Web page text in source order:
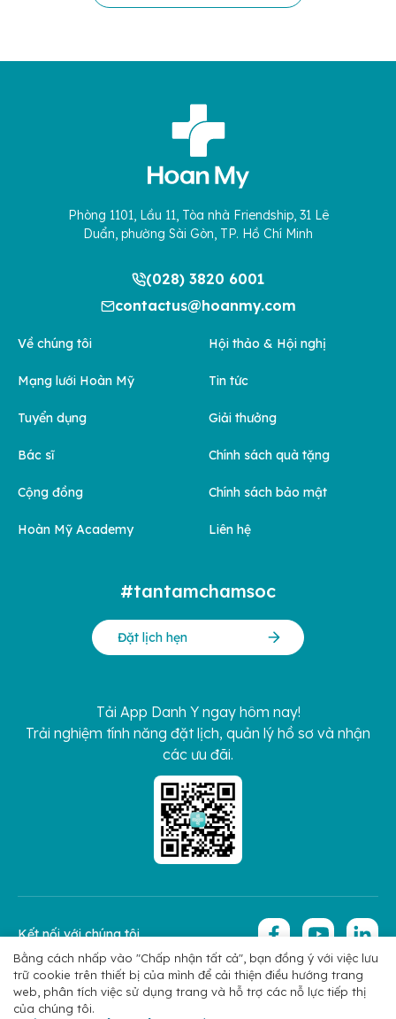
Phòng 1101, Lầu 11, Tòa nhà Friendship, 31 Lê
Duẩn, phường Sài Gòn, TP. Hồ Chí Minh
(028) 3820 6001
contactus@hoanmy.com
Về chúng tôi
Mạng lưới Hoàn Mỹ
Tuyển dụng
Bác sĩ
Cộng đồng
Hoàn Mỹ Academy
Hội thảo & Hội nghị
Tin tức
Giải thưởng
Chính sách quà tặng
Chính sách bảo mật
Liên hệ
#tantamchamsoc
Đặt lịch hẹn
Tải App Danh Y ngay hôm nay!
Trải nghiệm tính năng đặt lịch, quản lý hồ sơ và nhận
các ưu đãi.
Chính sách bảo mật Copyright 2026 © Hoan My Corporation
Kết nối với chúng tôi
Bằng cách nhấp vào "Chấp nhận tất cả", bạn đồng ý với việc lưu
trữ cookie trên thiết bị của mình để cải thiện điều hướng trang
web, phân tích việc sử dụng trang và hỗ trợ các nỗ lực tiếp thị
của chúng tôi.